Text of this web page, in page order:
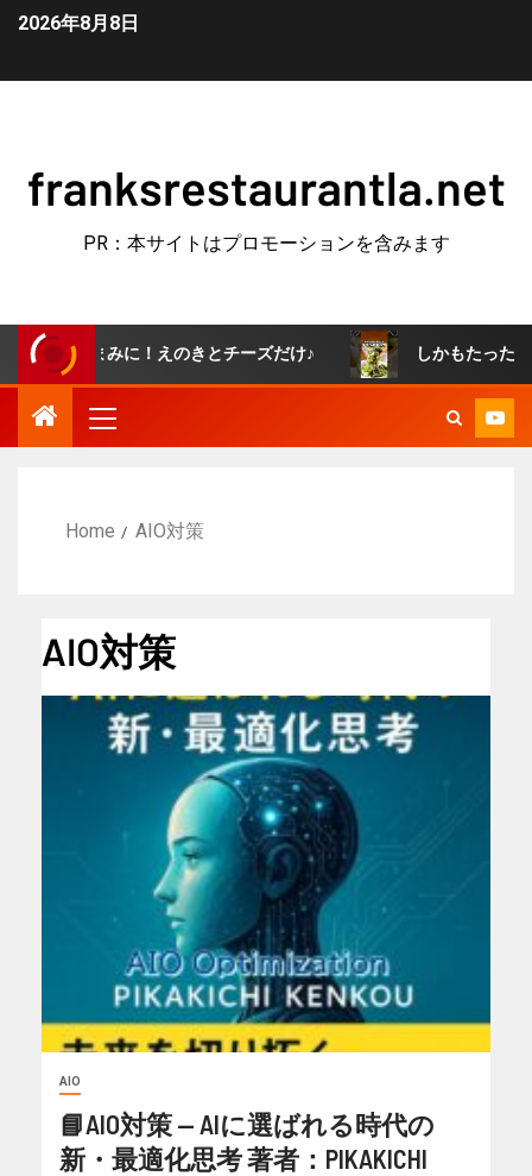
2026年8月8日
franksrestaurantla.net
PR：本サイトはプロモーションを含みます
まみに！えのきとチーズだけ♪ しかもたった5分で作
Home AIO対策
AIO対策
AIO
📘AIO対策 — AIに選ばれる時代の
新・最適化思考 著者：PIKAKICHI